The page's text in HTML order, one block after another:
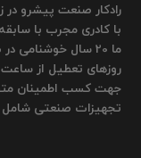
رادکار صنعت پیشرو
با کادری مجرب با
ما 20 سال
جهت کسب اطمینان
تجهیزات صنعتی شامل